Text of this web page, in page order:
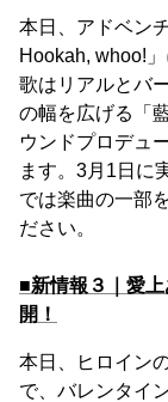
本日、アドベン
Hookah, whoo!
歌はリアルとバ
の幅を広げる「
ウンドプロデュ
ます。3月1日に
では楽曲の一部
ださい。
■新情報３｜愛
開！
本日、ヒロイン
で、バレンタイ